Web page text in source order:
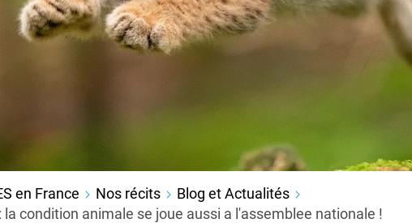
en France Nos récits
Blog et Actualités
condition animale se joue aussi a l'assemblee nationale !
Devenir Gardien